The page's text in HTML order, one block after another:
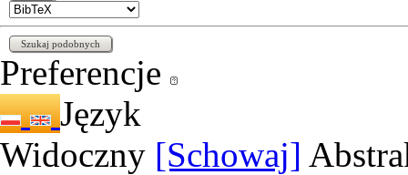
Preferencje
Język
Widoczny [Schowaj]